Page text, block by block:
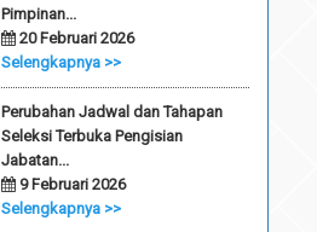
Pimpinan...
20 Februari 2026
Selengkapnya >>
Perubahan Jadwal dan Tahapan
Seleksi Terbuka Pengisian
Jabatan...
9 Februari 2026
Selengkapnya >>